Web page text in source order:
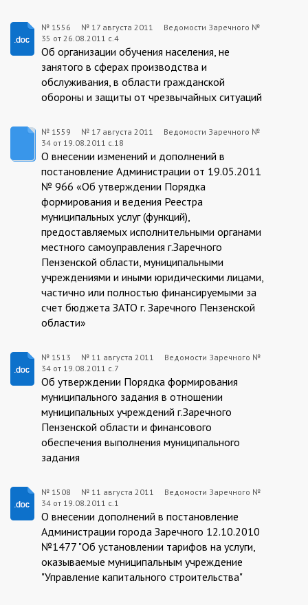
1556:2011-
№ 1556 № 17 августа 2011
Ведомости Заречного №
35 от 26.08.2011 с.4
Об организации обучения населения, не
занятого в сферах производства и
обслуживания, в области гражданской
обороны и защиты от чрезвычайных ситуаций
1559:2011-
№ 1559 № 17 августа 2011
Ведомости Заречного №
34 от 19.08.2011 с.18
О внесении изменений и дополнений в
постановление Администрации от 19.05.2011
№ 966 «Об утверждении Порядка
формирования и ведения Реестра
муниципальных услуг (функций),
предоставляемых исполнительными органами
местного самоуправления г.Заречного
Пензенской области, муниципальными
учреждениями и иными юридическими лицами,
частично или полностью финансируемыми за
счет бюджета ЗАТО г. Заречного Пензенской
области»
1513:2011-
№ 1513 № 11 августа 2011
Ведомости Заречного №
34 от 19.08.2011 с.7
Об утверждении Порядка формирования
муниципального задания в отношении
муниципальных учреждений г.Заречного
Пензенской области и финансового
обеспечения выполнения муниципального
задания
1508:2011-
№ 1508 № 11 августа 2011
Ведомости Заречного №
34 от 19.08.2011 с.1
О внесении дополнений в постановление
Администрации города Заречного 12.10.2010
№1477 "Об установлении тарифов на услуги,
оказываемые муниципальным учреждение
"Управление капитального строительства"